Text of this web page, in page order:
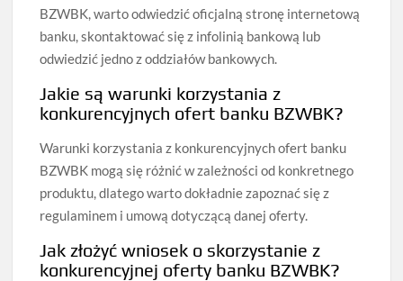
BZWBK, warto odwiedzić oficjalną stronę internetową
banku, skontaktować się z infolinią bankową lub
odwiedzić jedno z oddziałów bankowych.
Jakie są warunki korzystania z
konkurencyjnych ofert banku BZWBK?
Warunki korzystania z konkurencyjnych ofert banku
BZWBK mogą się różnić w zależności od konkretnego
produktu, dlatego warto dokładnie zapoznać się z
regulaminem i umową dotyczącą danej oferty.
Jak złożyć wniosek o skorzystanie z
konkurencyjnej oferty banku BZWBK?